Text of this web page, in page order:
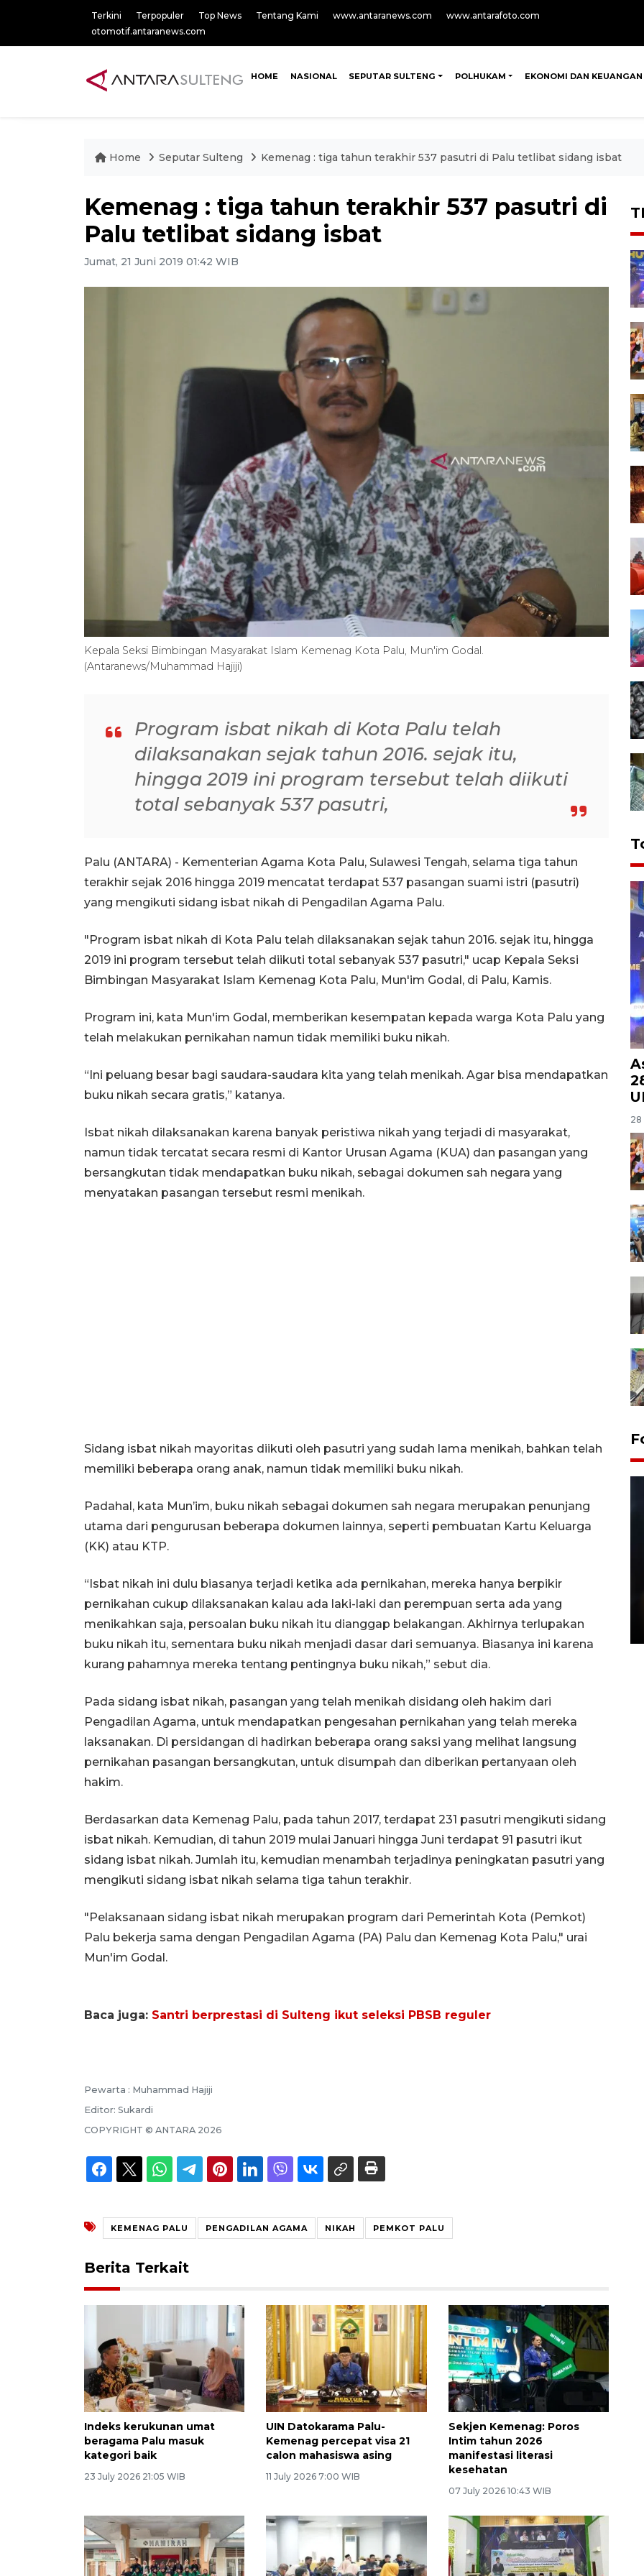
Terkini Terpopuler Top News Tentang Kami www.antaranews.com
www.antarafoto.com
otomotif.antaranews.com
HOME NASIONAL SEPUTAR SULTENG POLHUKAM EKONOMI DAN KEUANGAN
Home Seputar Sulteng Kemenag : tiga tahun terakhir 537 pasutri di Palu tetlibat sidang isbat
Kemenag : tiga tahun terakhir 537 pasutri di
Palu tetlibat sidang isbat
Jumat, 21 Juni 2019 01:42 WIB
Kepala Seksi Bimbingan Masyarakat Islam Kemenag Kota Palu, Mun'im Godal.
(Antaranews/Muhammad Hajiji)
Program isbat nikah di Kota Palu telah
dilaksanakan sejak tahun 2016. sejak itu,
hingga 2019 ini program tersebut telah diikuti
total sebanyak 537 pasutri,
Palu (ANTARA) - Kementerian Agama Kota Palu, Sulawesi Tengah, selama tiga tahun
terakhir sejak 2016 hingga 2019 mencatat terdapat 537 pasangan suami istri (pasutri)
yang mengikuti sidang isbat nikah di Pengadilan Agama Palu.
"Program isbat nikah di Kota Palu telah dilaksanakan sejak tahun 2016. sejak itu, hingga
2019 ini program tersebut telah diikuti total sebanyak 537 pasutri," ucap Kepala Seksi
Bimbingan Masyarakat Islam Kemenag Kota Palu, Mun'im Godal, di Palu, Kamis.
Program ini, kata Mun'im Godal, memberikan kesempatan kepada warga Kota Palu yang
telah melakukan pernikahan namun tidak memiliki buku nikah.
“Ini peluang besar bagi saudara-saudara kita yang telah menikah. Agar bisa mendapatkan
buku nikah secara gratis,” katanya.
Isbat nikah dilaksanakan karena banyak peristiwa nikah yang terjadi di masyarakat,
namun tidak tercatat secara resmi di Kantor Urusan Agama (KUA) dan pasangan yang
bersangkutan tidak mendapatkan buku nikah, sebagai dokumen sah negara yang
menyatakan pasangan tersebut resmi menikah.
Sidang isbat nikah mayoritas diikuti oleh pasutri yang sudah lama menikah, bahkan telah
memiliki beberapa orang anak, namun tidak memiliki buku nikah.
Padahal, kata Mun’im, buku nikah sebagai dokumen sah negara merupakan penunjang
utama dari pengurusan beberapa dokumen lainnya, seperti pembuatan Kartu Keluarga
(KK) atau KTP.
“Isbat nikah ini dulu biasanya terjadi ketika ada pernikahan, mereka hanya berpikir
pernikahan cukup dilaksanakan kalau ada laki-laki dan perempuan serta ada yang
menikahkan saja, persoalan buku nikah itu dianggap belakangan. Akhirnya terlupakan
buku nikah itu, sementara buku nikah menjadi dasar dari semuanya. Biasanya ini karena
kurang pahamnya mereka tentang pentingnya buku nikah,” sebut dia.
Pada sidang isbat nikah, pasangan yang telah menikah disidang oleh hakim dari
Pengadilan Agama, untuk mendapatkan pengesahan pernikahan yang telah mereka
laksanakan. Di persidangan di hadirkan beberapa orang saksi yang melihat langsung
pernikahan pasangan bersangkutan, untuk disumpah dan diberikan pertanyaan oleh
hakim.
Berdasarkan data Kemenag Palu, pada tahun 2017, terdapat 231 pasutri mengikuti sidang
isbat nikah. Kemudian, di tahun 2019 mulai Januari hingga Juni terdapat 91 pasutri ikut
sidang isbat nikah. Jumlah itu, kemudian menambah terjadinya peningkatan pasutri yang
mengikuti sidang isbat nikah selama tiga tahun terakhir.
"Pelaksanaan sidang isbat nikah merupakan program dari Pemerintah Kota (Pemkot)
Palu bekerja sama dengan Pengadilan Agama (PA) Palu dan Kemenag Kota Palu," urai
Mun'im Godal.
Baca juga: Santri berprestasi di Sulteng ikut seleksi PBSB reguler
Pewarta : Muhammad Hajiji
Editor: Sukardi
COPYRIGHT © ANTARA 2026
KEMENAG PALU PENGADILAN AGAMA NIKAH PEMKOT PALU
Berita Terkait
Indeks kerukunan umat
beragama Palu masuk
kategori baik
23 July 2026 21:05 WIB
UIN Datokarama Palu-
Kemenag percepat visa 21
calon mahasiswa asing
11 July 2026 7:00 WIB
Sekjen Kemenag: Poros
Intim tahun 2026
manifestasi literasi
kesehatan
07 July 2026 10:43 WIB
28
Layanan pembuatan SIM Baru
di Satpas Polresta Palu
15 July 2026 14:08 WIB